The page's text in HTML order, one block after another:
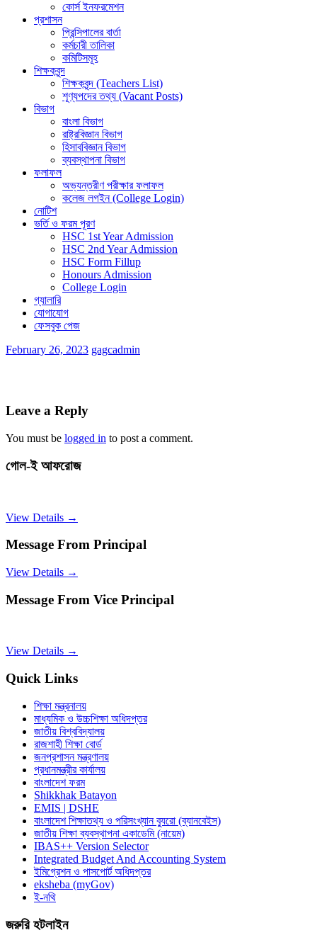
কোর্স ইনফরমেশন
প্রশাসন
প্রিন্সিপালের বার্তা
কর্মচারী তালিকা
কমিটিসমূহ
শিক্ষকবৃন্দ
শিক্ষকবৃন্দ (Teachers List)
শূণ্যপদের তথ্য (Vacant Posts)
বিভাগ
বাংলা বিভাগ
রাষ্ট্রবিজ্ঞান বিভাগ
হিসাববিজ্ঞান বিভাগ
ব্যবস্থাপনা বিভাগ
ফলাফল
অভ্যন্তরীণ পরীক্ষার ফলাফল
কলেজ লগইন (College Login)
নোটিশ
ভর্তি ও ফরম পূরণ
HSC 1st Year Admission
HSC 2nd Year Admission
HSC Form Fillup
Honours Admission
College Login
গ্যালারি
যোগাযোগ
ফেসবুক পেজ
February 26, 2023 gagcadmin
Leave a Reply
You must be logged in to post a comment.
গোল-ই আফরোজ
View Details →
Message From Principal
View Details →
Message From Vice Principal
View Details →
Quick Links
শিক্ষা মন্ত্রনালয়
মাধ্যমিক ও উচ্চশিক্ষা অধিদপ্তর
জাতীয় বিশ্ববিদ্যালয়
রাজশাহী শিক্ষা বোর্ড
জনপ্রশাসন মন্ত্রণালয়
প্রধানমন্ত্রীর কার্যালয়
বাংলাদেশ ফরম
Shikkhak Batayon
EMIS | DSHE
বাংলাদেশ শিক্ষাতথ্য ও পরিসংখ্যান ব্যুরো (ব্যানবেইস)
জাতীয় শিক্ষা ব্যবস্থাপনা একাডেমি (নায়েম)
IBAS++ Version Selector
Integrated Budget And Accounting System
ইমিগ্রেশন ও পাসপোর্ট অধিদপ্তর
eksheba (myGov)
ই-নথি
জরুরি হটলাইন